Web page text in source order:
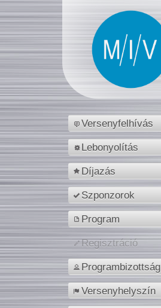
Versenyfelhívás
Lebonyolítás
Díjazás
Szponzorok
Program
Regisztráció
Programbizottság
Versenyhelyszín